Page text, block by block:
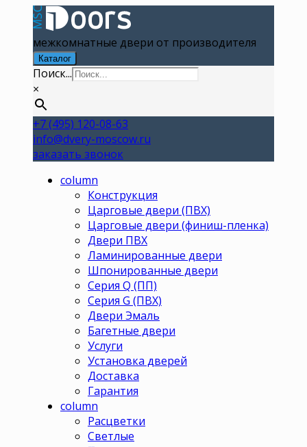
межкомнатные двери от производителя
Каталог
Поиск...
×
+7 (495) 120-08-63
info@dvery-moscow.ru
заказать звонок
column
Конструкция
Царговые двери (ПВХ)
Царговые двери (финиш-пленка)
Двери ПВХ
Ламинированные двери
Шпонированные двери
Серия Q (ПП)
Серия G (ПВХ)
Двери Эмаль
Багетные двери
Услуги
Установка дверей
Доставка
Гарантия
column
Расцветки
Светлые